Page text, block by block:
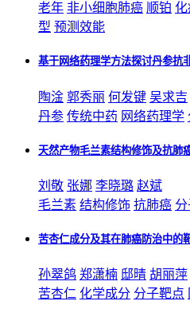
老年 非小细胞肺癌 顺铂 化
型 预测效能
基于网络药理学方法探讨丹参抗
陶淦 郭秀丽 何发键 吴求吉
丹参 传统中药 网络药理学
天然产物毛兰素结构修饰及抗肺
刘敬 张娜 李晓璐 赵斌
毛兰素 结构修饰 抗肺癌 分
苦杏仁成分及其在肺癌防治中的
孙翠鸽 郑潇楠 邸晴 胡丽萍
苦杏仁 化学成分 分子靶点